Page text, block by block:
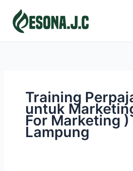
content
Training
untuk
For Marketing )
Lampung